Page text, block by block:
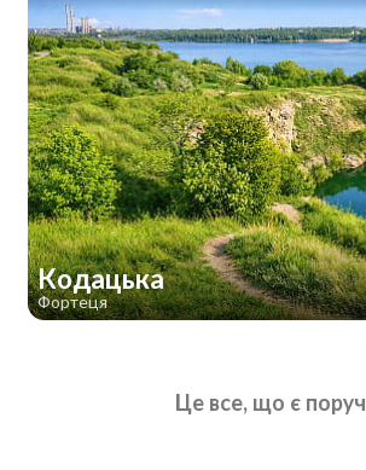
Кодацька
Фортеця
Це все, що є поруч